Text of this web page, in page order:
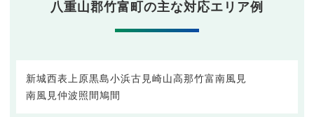
八重山郡竹富町の主な対応エリア例
新城西表 上原黒島小浜古見崎山高那竹富南風見
南風見仲波照間鳩間